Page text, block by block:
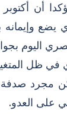
مؤكدا أن
وإيمانه
اليوم
ظل
مجرد
على العدو.